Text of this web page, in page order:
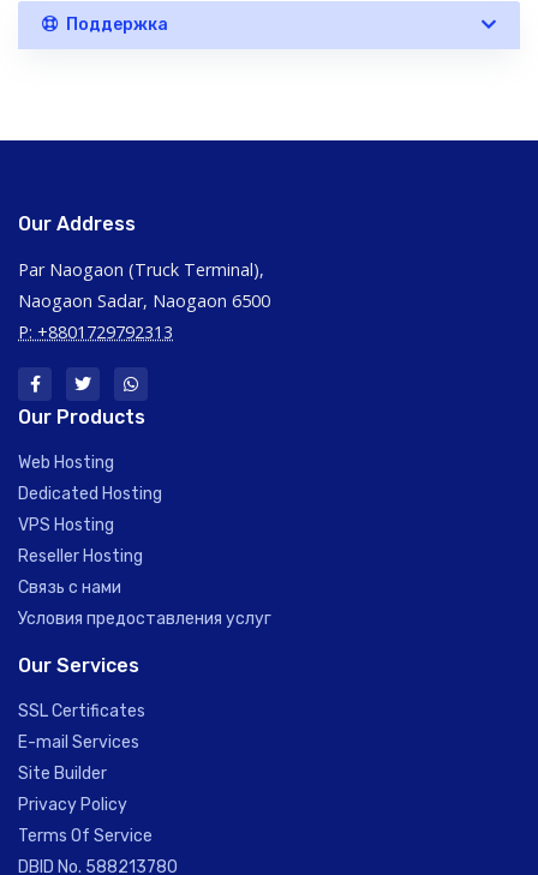
Поддержка
Our Address
Par Naogaon (Truck Terminal),
Naogaon Sadar, Naogaon 6500
P: +8801729792313
Our Products
Web Hosting
Dedicated Hosting
VPS Hosting
Reseller Hosting
Связь с нами
Условия предоставления услуг
Our Services
SSL Certificates
E-mail Services
Site Builder
Privacy Policy
Terms Of Service
DBID No. 588213780